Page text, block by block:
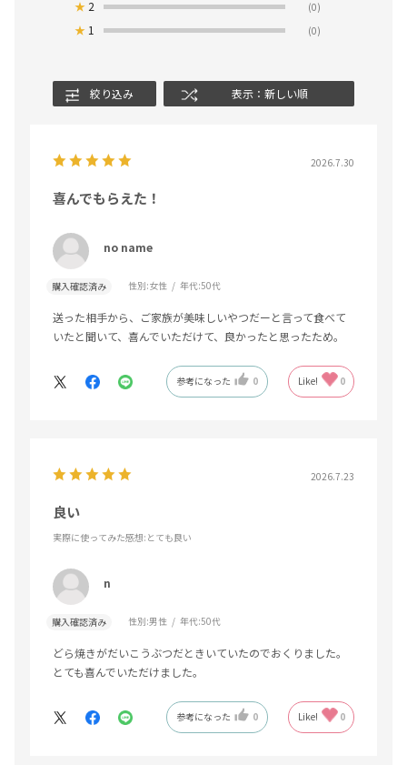
★ 2 (0)
★ 1 (0)
絞り込み 表示：新しい順
2026.7.30
喜んでもらえた！
no name
購入確認済み 性別:女性 年代:50代
送った相手から、ご家族が美味しいやつだーと言って食べて
いたと聞いて、喜んでいただけて、良かったと思ったため。
参考になった 0 Like! 0
2026.7.23
良い
実際に使ってみた感想:とても良い
n
購入確認済み 性別:男性 年代:50代
どら焼きがだいこうぶつだときいていたのでおくりました。
とても喜んでいただけました。
参考になった 0 Like! 0